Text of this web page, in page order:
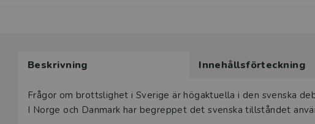
Beskrivning Innehållsförteckning
Beskrivning
Frågor om brottslighet i Sverige är högaktuella i den svenska
I Norge och Danmark har begreppet det svenska tillståndet